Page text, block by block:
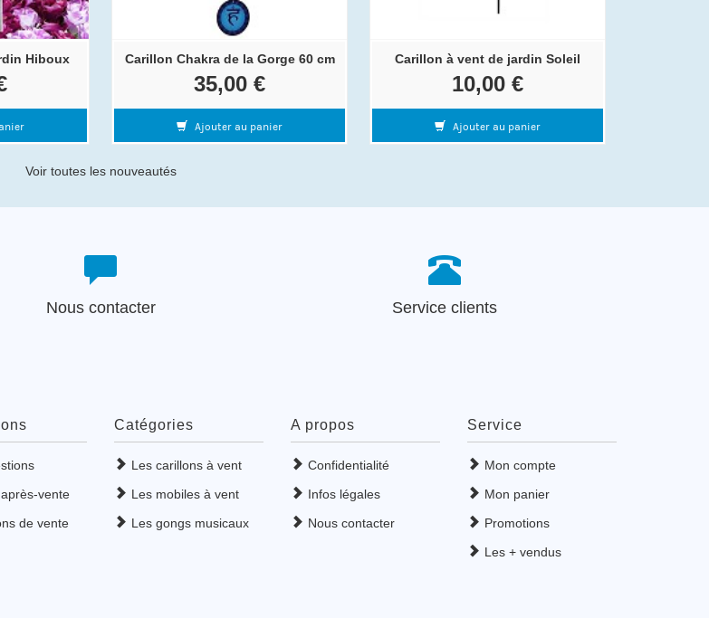
Hiboux Carillon Chakra de la Gorge 60 cm
35,00 €
Ajouter au panier
Carillon à vent de jardin Soleil
10,00 €
Ajouter au panier
Voir toutes les nouveautés
Nous contacter Service clients
vente
de vente
Catégories
Les carillons à vent
Les mobiles à vent
Les gongs musicaux
A propos
Confidentialité
Infos légales
Nous contacter
Service
Mon compte
Mon panier
Promotions
Les + vendus